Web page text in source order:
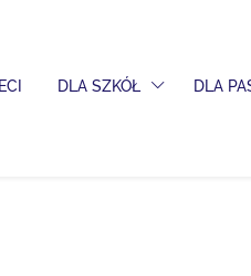
ROZWIJANE
DLA SZKÓŁ PRZEŁĄCZ
DLA